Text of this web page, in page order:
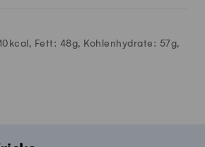
kcal, Fett: 48g, Kohlenhydrate: 57g,